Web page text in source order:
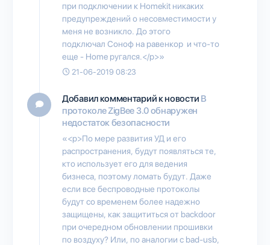
при подключении к Homekit никаких
предупреждений о несовместимости у
меня не возникло. До этого
подключал Соноф на равенкор и что-то
еще - Home ругался.</p>»
21-06-2019 08:23
Добавил комментарий к новости В
протоколе ZigBee 3.0 обнаружен
недостаток безопасности
«<p>По мере развития УД и его
распространения, будут появляться те,
кто использует его для ведения
бизнеса, поэтому ломать будут. Даже
если все беспроводные протоколы
будут со временем более надежно
защищены, как защититься от backdoor
при очередном обновлении прошивки
по воздуху? Или, по аналогии с bad-usb,